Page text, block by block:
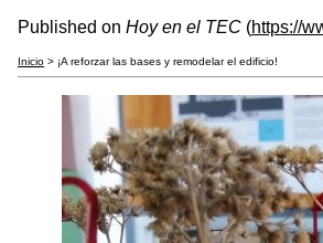
Published on Hoy en el TEC (https://
Inicio > ¡A reforzar las bases y remodelar el edificio!